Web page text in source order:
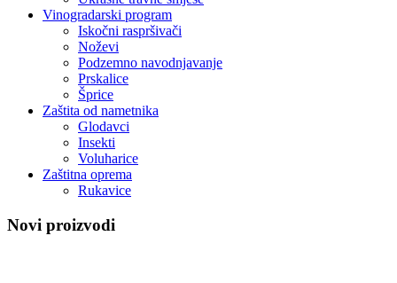
Vinogradarski program
Iskočni raspršivači
Noževi
Podzemno navodnjavanje
Prskalice
Šprice
Zaštita od nametnika
Glodavci
Insekti
Voluharice
Zaštitna oprema
Rukavice
Novi proizvodi